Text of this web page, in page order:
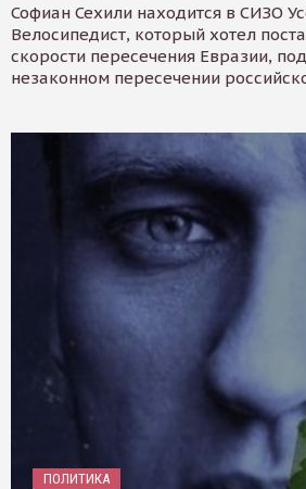
Софиан Сехили находится в СИЗО
Велосипедист, который хотел
скорости пересечения Евразии,
незаконном пересечении
ПОЛИТИКА